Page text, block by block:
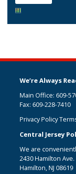
We’re Always
Main Office: 609-
Fax: 609-228-7410
Privacy Policy
Central Jersey
We are
2430 Hamilton Ave.
Hamilton, NJ 08619